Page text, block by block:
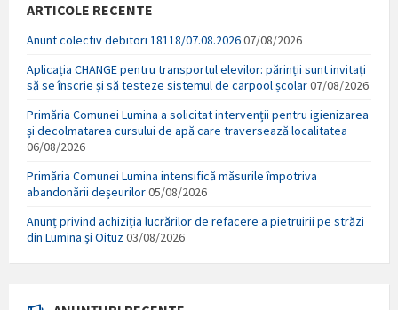
ARTICOLE RECENTE
Anunt colectiv debitori 18118/07.08.202607/08/2026
Aplicația CHANGE pentru transportul elevilor: părinții sunt invitați
să se înscrie și să testeze sistemul de carpool școlar07/08/2026
Primăria Comunei Lumina a solicitat intervenții pentru igienizarea
și decolmatarea cursului de apă care traversează localitatea
06/08/2026
Primăria Comunei Lumina intensifică măsurile împotriva
abandonării deșeurilor05/08/2026
Anunț privind achiziția lucrărilor de refacere a pietruirii pe străzi
din Lumina și Oituz03/08/2026